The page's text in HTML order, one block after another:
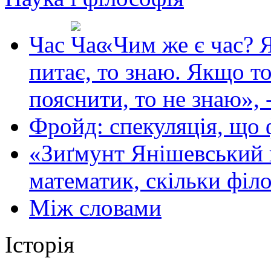
Час
«Чим же є час?
питає, то знаю. Якщо
пояснити, то не знаю»,
Фройд: спекуляція, що
«Зиґмунт Янішевський
математик, скільки
Між словами
Історія